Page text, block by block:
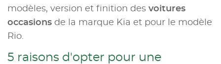
modèles, version et finition des voitures
occasions de la marque Kia et pour le modèle
Rio.
5 raisons d'opter pour une